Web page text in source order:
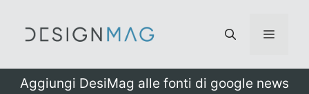
Menu
Aggiungi DesiMag alle fonti di google news